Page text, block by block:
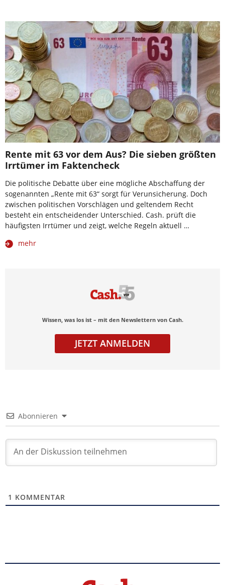
Rente mit 63 vor dem Aus? Die sieben größten
Irrtümer im Faktencheck
Die politische Debatte über eine mögliche Abschaffung der
sogenannten „Rente mit 63“ sorgt für Verunsicherung. Doch
zwischen politischen Vorschlägen und geltendem Recht
besteht ein entscheidender Unterschied. Cash. prüft die
häufigsten Irrtümer und zeigt, welche Regeln aktuell …
mehr
Wissen, was los ist – mit den Newslettern von Cash.
JETZT ANMELDEN
Abonnieren
1 KOMMENTAR